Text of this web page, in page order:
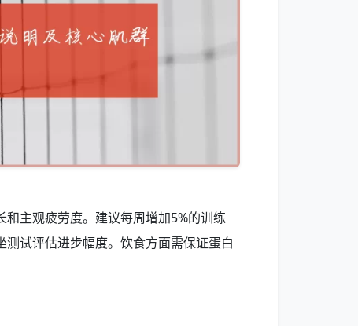
主观疲劳度。建议每周增加5%的训练
试评估进步幅度。饮食方面需保证蛋白